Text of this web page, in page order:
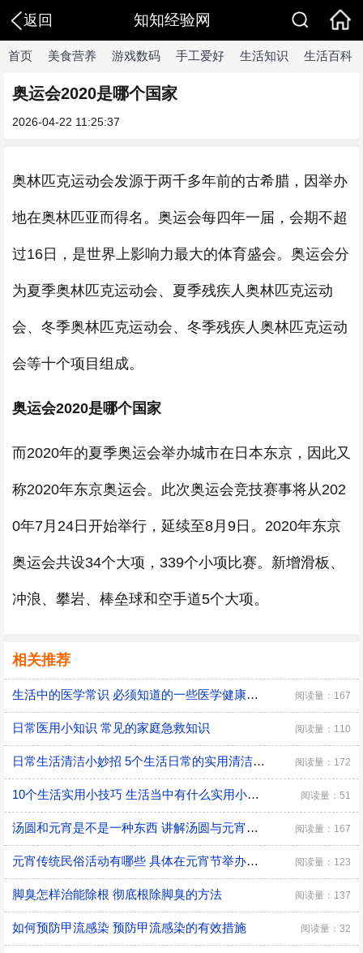
返回 知知经验网
首页 美食营养 游戏数码 手工爱好 生活知识 生活百科
奥运会2020是哪个国家
2026-04-22 11:25:37
奥林匹克运动会发源于两千多年前的古希腊，因举办
地在奥林匹亚而得名。奥运会每四年一届，会期不超
过16日，是世界上影响力最大的体育盛会。奥运会分
为夏季奥林匹克运动会、夏季残疾人奥林匹克运动
会、冬季奥林匹克运动会、冬季残疾人奥林匹克运动
会等十个项目组成。
奥运会2020是哪个国家
而2020年的夏季奥运会举办城市在日本东京，因此又
称2020年东京奥运会。此次奥运会竞技赛事将从202
0年7月24日开始举行，延续至8月9日。2020年东京
奥运会共设34个大项，339个小项比赛。新增滑板、
冲浪、攀岩、棒垒球和空手道5个大项。
相关推荐
生活中的医学常识 必须知道的一些医学健康小常识 阅读量：167
日常医用小知识 常见的家庭急救知识 阅读量：110
日常生活清洁小妙招 5个生活日常的实用清洁小技巧 阅读量：172
10个生活实用小技巧 生活当中有什么实用小技巧 阅读量：51
汤圆和元宵是不是一种东西 讲解汤圆与元宵的区别 阅读量：167
元宵传统民俗活动有哪些 具体在元宵节举办的传统民俗活动 阅读量：123
脚臭怎样治能除根 彻底根除脚臭的方法 阅读量：137
如何预防甲流感染 预防甲流感染的有效措施 阅读量：32